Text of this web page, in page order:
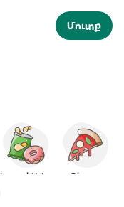
Մուտք
Խորտիկներ Պիցցա